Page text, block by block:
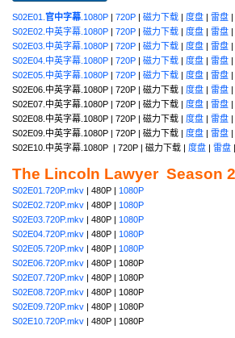
S02E01. 官中字幕 .1080P | 720P | 磁力下载 | 度盘 | 雷盘 |
S02E02.中英字幕.1080P | 720P | 磁力下载 | 度盘 | 雷盘 |
S02E03.中英字幕.1080P | 720P | 磁力下载 | 度盘 | 雷盘 |
S02E04.中英字幕.1080P | 720P | 磁力下载 | 度盘 | 雷盘 |
S02E05.中英字幕.1080P | 720P | 磁力下载 | 度盘 | 雷盘 |
S02E06.中英字幕.1080P | 720P | 磁力下载 | 度盘 | 雷盘 |
S02E07.中英字幕.1080P | 720P | 磁力下载 | 度盘 | 雷盘 |
S02E08.中英字幕.1080P | 720P | 磁力下载 | 度盘 | 雷盘 |
S02E09.中英字幕.1080P | 720P | 磁力下载 | 度盘 | 雷盘 |
S02E10.中英字幕.1080P | 720P | 磁力下载 | 度盘 | 雷盘 |
The Lincoln Lawyer Season 2
S02E01.720P.mkv | 480P | 1080P
S02E02.720P.mkv | 480P | 1080P
S02E03.720P.mkv | 480P | 1080P
S02E04.720P.mkv | 480P | 1080P
S02E05.720P.mkv | 480P | 1080P
S02E06.720P.mkv | 480P | 1080P
S02E07.720P.mkv | 480P | 1080P
S02E08.720P.mkv | 480P | 1080P
S02E09.720P.mkv | 480P | 1080P
S02E10.720P.mkv | 480P | 1080P